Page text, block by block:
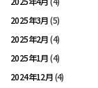
2025年3月(5)
2025年2月(4)
2025年1月(4)
2024年12月(4)